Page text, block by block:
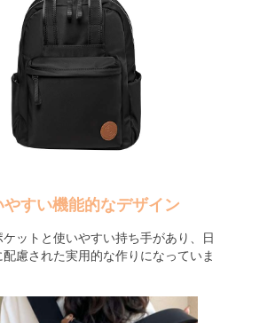
やすい機能的なデザイン
ットと使いやすい持ち手があり、日
慮された実用的な作りになっていま